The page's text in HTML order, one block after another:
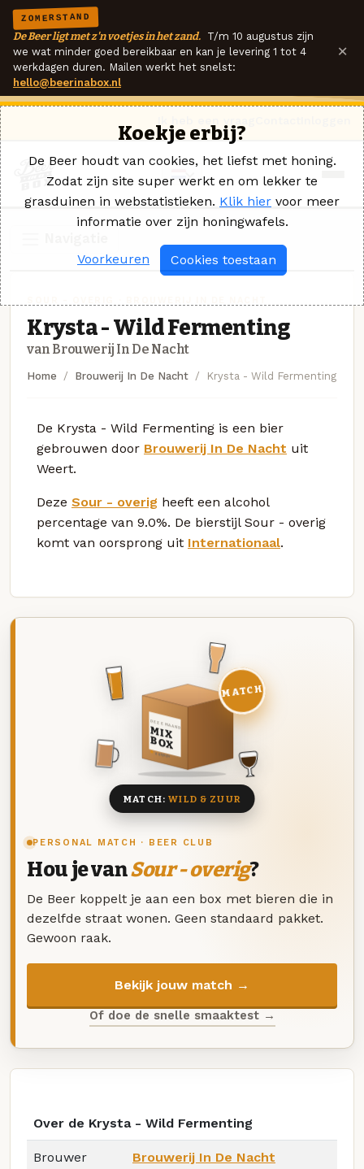
ZOMERSTAND
De Beer ligt met z'n voetjes in het zand. T/m 10 augustus zijn
we wat minder goed bereikbaar en kan je levering 1 tot 4
werkdagen duren. Mailen werkt het snelst:
hello@beerinabox.nl
×
Krysta - Wild Fermenting
van Brouwerij In De Nacht
Home Brouwerij In De Nacht Krysta - Wild Fermenting
De Krysta - Wild Fermenting is een bier
gebrouwen door Brouwerij In De Nacht uit
Weert.
Deze Sour - overig heeft een alcohol
percentage van 9.0%. De bierstijl Sour - overig
komt van oorsprong uit Internationaal.
PERSONAL MATCH · BEER CLUB
Hou je vanSour - overig?
De Beer koppelt je aan een box met bieren die in
dezelfde straat wonen. Geen standaard pakket.
Gewoon raak.
Bekijk jouw match →
Of doe de snelle smaaktest →
DEZE MAAND
MIX
BOX
8 BIEREN
MATCH
MATCH:WILD & ZUUR
Over de Krysta - Wild Fermenting
Brouwer Brouwerij In De Nacht
Koekje erbij?
De Beer houdt van cookies, het liefst met honing.
Zodat zijn site super werkt en om lekker te
grasduinen in webstatistieken. Klik hier voor meer
informatie over zijn honingwafels.
Voorkeuren Cookies toestaan